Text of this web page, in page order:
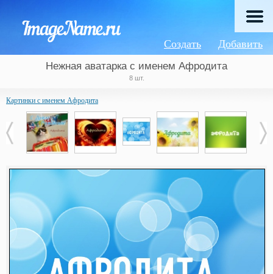
Добавить
Создать
Нежная аватарка с именем Афродита
8 шт.
Картинки с именем Афродита